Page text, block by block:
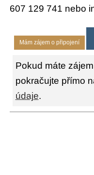
607 129 741 nebo
Mám zájem o připojení
Pokud máte
pokračujte přímo
údaje.